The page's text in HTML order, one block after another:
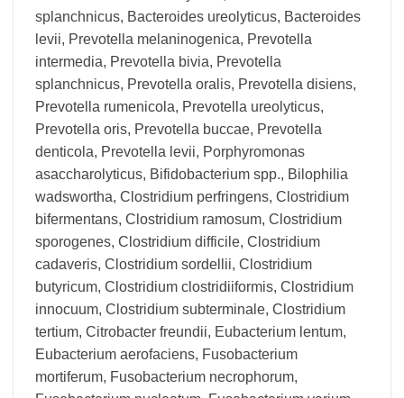
splanchnicus, Bacteroides ureolyticus, Bacteroides
levii, Prevotella melaninogenica, Prevotella
intermedia, Prevotella bivia, Prevotella
splanchnicus, Prevotella oralis, Prevotella disiens,
Prevotella rumenicola, Prevotella ureolyticus,
Prevotella oris, Prevotella buccae, Prevotella
denticola, Prevotella levii, Porphyromonas
asaccharolyticus, Bifidobacterium spp., Bilophilia
wadswortha, Clostridium perfringens, Clostridium
bifermentans, Clostridium ramosum, Clostridium
sporogenes, Clostridium difficile, Clostridium
cadaveris, Clostridium sordellii, Clostridium
butyricum, Clostridium clostridiiformis, Clostridium
innocuum, Clostridium subterminale, Clostridium
tertium, Citrobacter freundii, Eubacterium lentum,
Eubacterium aerofaciens, Fusobacterium
mortiferum, Fusobacterium necrophorum,